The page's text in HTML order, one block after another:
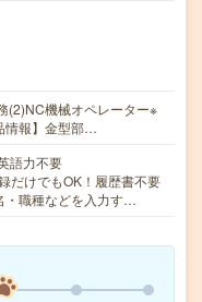
(2)NC機械オペレーター※
情報】金型部…
語力不要
だけでもOK！履歴書不要
職種などを入力す…